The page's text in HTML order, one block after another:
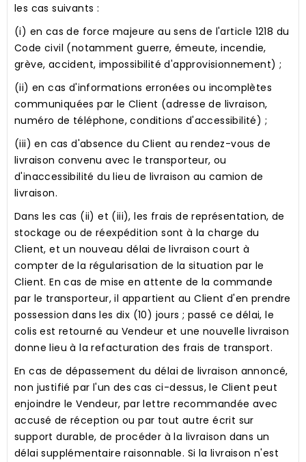
les cas suivants :
(i) en cas de force majeure au sens de l'article 1218 du
Code civil (notamment guerre, émeute, incendie,
grève, accident, impossibilité d'approvisionnement) ;
(ii) en cas d'informations erronées ou incomplètes
communiquées par le Client (adresse de livraison,
numéro de téléphone, conditions d'accessibilité) ;
(iii) en cas d'absence du Client au rendez-vous de
livraison convenu avec le transporteur, ou
d'inaccessibilité du lieu de livraison au camion de
livraison.
Dans les cas (ii) et (iii), les frais de représentation, de
stockage ou de réexpédition sont à la charge du
Client, et un nouveau délai de livraison court à
compter de la régularisation de la situation par le
Client. En cas de mise en attente de la commande
par le transporteur, il appartient au Client d'en prendre
possession dans les dix (10) jours ; passé ce délai, le
colis est retourné au Vendeur et une nouvelle livraison
donne lieu à la refacturation des frais de transport.
En cas de dépassement du délai de livraison annoncé,
non justifié par l'un des cas ci-dessus, le Client peut
enjoindre le Vendeur, par lettre recommandée avec
accusé de réception ou par tout autre écrit sur
support durable, de procéder à la livraison dans un
délai supplémentaire raisonnable. Si la livraison n'est